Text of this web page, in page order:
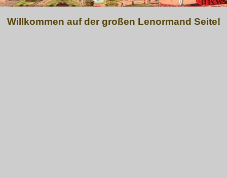
Willkommen auf der großen Lenormand Seite!